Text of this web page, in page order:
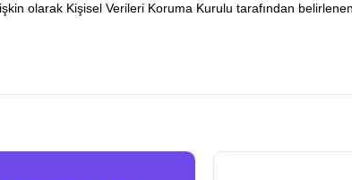
olarak Kişisel Verileri Koruma Kurulu tarafından